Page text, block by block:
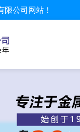
公司网站！